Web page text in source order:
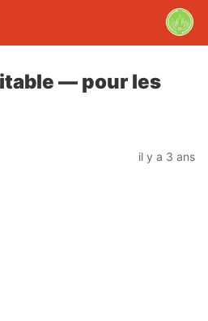
— pour les
il y a 3 ans